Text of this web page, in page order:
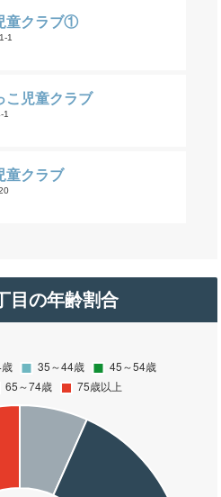
童クラブ①
1
こ児童クラブ
1
童クラブ
目の年齢割合